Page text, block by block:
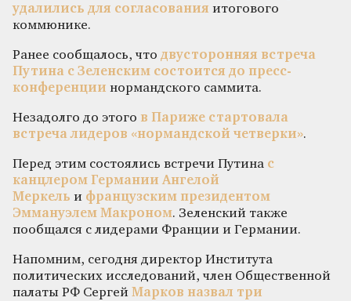
удалились для согласования итогового
коммюнике.
Ранее сообщалось, что двусторонняя встреча
Путина с Зеленским состоится до пресс-
конференции нормандского саммита.
Незадолго до этого в Париже стартовала
встреча лидеров «нормандской четверки».
Перед этим состоялись встречи Путина с
канцлером Германии Ангелой
Меркель и французским президентом
Эммануэлем Макроном. Зеленский также
пообщался с лидерами Франции и Германии.
Напомним, сегодня директор Института
политических исследований, член Общественной
палаты РФ Сергей Марков назвал три